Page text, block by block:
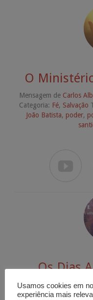
O
Mensagem de Carlos
Categoria: Fé, Salvação
João Batista, poder,
Os Dias
Mensagem de Carlos
2017. Categoria:
Usamos cookies em
experiência mais